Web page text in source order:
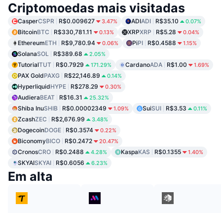
Criptomoedas mais visitadas
CasperCSPR R$0.009627 3.47% ADIADI R$35.10 0.07%
BitcoinBTC R$330,781.11 0.13% XRPXRP R$5.28 0.04%
EthereumETH R$9,780.94 0.06% PiPI R$0.4588 1.15%
SolanaSOL R$389.68 2.05%
TutorialTUT R$0.7929 171.29% CardanoADA R$1.00 1.69%
PAX GoldPAXG R$22,146.89 0.14%
HyperliquidHYPE R$278.29 0.30%
AudieraBEAT R$16.31 25.32%
Shiba InuSHIB R$0.00002349 1.09% SuiSUI R$3.53 0.11%
ZcashZEC R$2,676.99 3.48%
DogecoinDOGE R$0.3574 0.22%
BiconomyBICO R$0.2472 20.47%
CronosCRO R$0.2488 4.28% KaspaKAS R$0.1355 1.40%
SKYAISKYAI R$0.6056 6.23%
Em alta